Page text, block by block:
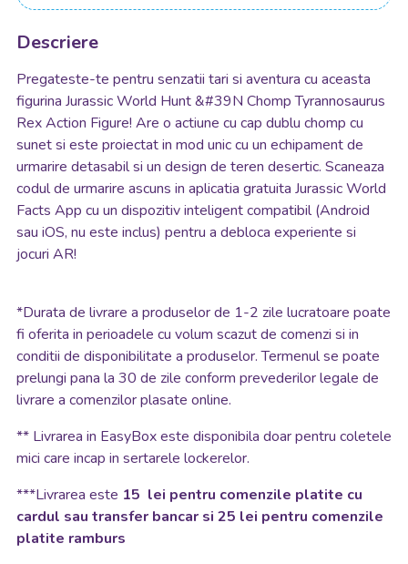
Descriere
Pregateste-te pentru senzatii tari si aventura cu aceasta
figurina Jurassic World Hunt &#39N Chomp Tyrannosaurus
Rex Action Figure! Are o actiune cu cap dublu chomp cu
sunet si este proiectat in mod unic cu un echipament de
urmarire detasabil si un design de teren desertic. Scaneaza
codul de urmarire ascuns in aplicatia gratuita Jurassic World
Facts App cu un dispozitiv inteligent compatibil (Android
sau iOS, nu este inclus) pentru a debloca experiente si
jocuri AR!
*Durata de livrare a produselor de 1-2 zile lucratoare poate
fi oferita in perioadele cu volum scazut de comenzi si in
conditii de disponibilitate a produselor. Termenul se poate
prelungi pana la 30 de zile conform prevederilor legale de
livrare a comenzilor plasate online.
** Livrarea in EasyBox este disponibila doar pentru coletele
mici care incap in sertarele lockerelor.
***Livrarea este 15 lei pentru comenzile platite cu
cardul sau transfer bancar si 25 lei pentru comenzile
platite ramburs